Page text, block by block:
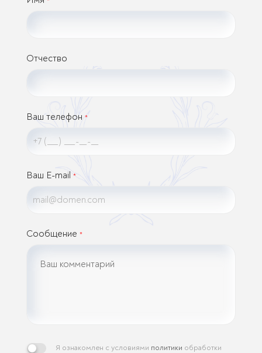
Отчество
Ваш телефон *
Ваш E-mail *
Сообщение *
Я ознакомлен с условиями политики обработки